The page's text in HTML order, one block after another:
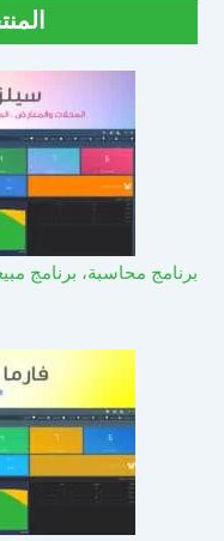
برنامج محاسبة، برنامج